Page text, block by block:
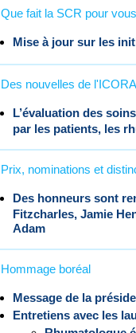
Que fait la SCR pour
Mise à jour sur les
Des nouvelles de l'ICORA
L’évaluation des
par les patients, les
Prix, nominations et
Des honneurs sont
Fitzcharles, Jamie
Adam
Hommage boréal
Message de la
Entretiens avec les